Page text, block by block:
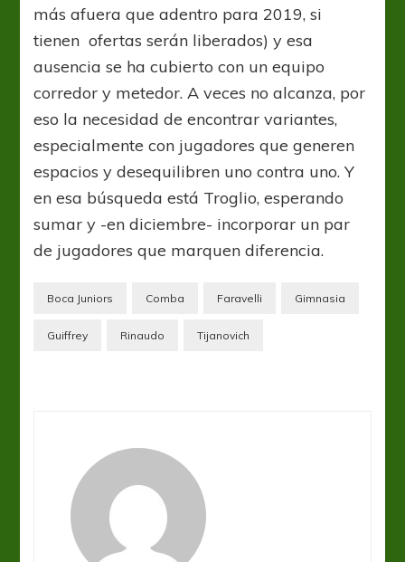
más afuera que adentro para 2019, si
tienen ofertas serán liberados) y esa
ausencia se ha cubierto con un equipo
corredor y metedor. A veces no alcanza, por
eso la necesidad de encontrar variantes,
especialmente con jugadores que generen
espacios y desequilibren uno contra uno. Y
en esa búsqueda está Troglio, esperando
sumar y -en diciembre- incorporar un par
de jugadores que marquen diferencia.
Boca Juniors Comba Faravelli Gimnasia
Guiffrey Rinaudo Tijanovich